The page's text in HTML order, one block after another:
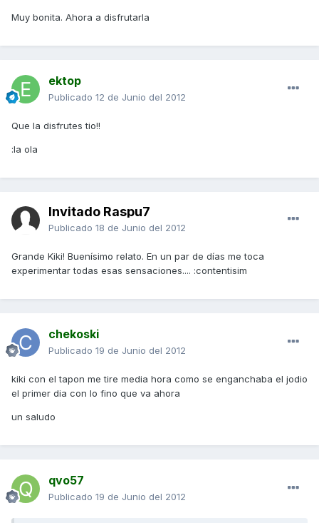
Muy bonita. Ahora a disfrutarla
ektop
Publicado 12 de Junio del 2012
Que la disfrutes tio!!
:la ola
Invitado Raspu7
Publicado 18 de Junio del 2012
Grande Kiki! Buenísimo relato. En un par de días me toca
experimentar todas esas sensaciones.... :contentisim
chekoski
Publicado 19 de Junio del 2012
kiki con el tapon me tire media hora como se enganchaba el jodio
el primer dia con lo fino que va ahora
un saludo
qvo57
Publicado 19 de Junio del 2012